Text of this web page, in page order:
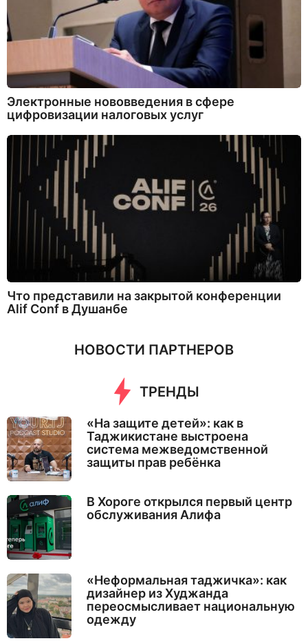
Электронные нововведения в сфере
цифровизации налоговых услуг
Что представили на закрытой конференции
Alif Conf в Душанбе
НОВОСТИ ПАРТНЕРОВ
ТРЕНДЫ
«На защите детей»: как в
Таджикистане выстроена
система межведомственной
защиты прав ребёнка
В Хороге открылся первый центр
обслуживания Алифа
«Неформальная таджичка»: как
дизайнер из Худжанда
переосмысливает национальную
одежду